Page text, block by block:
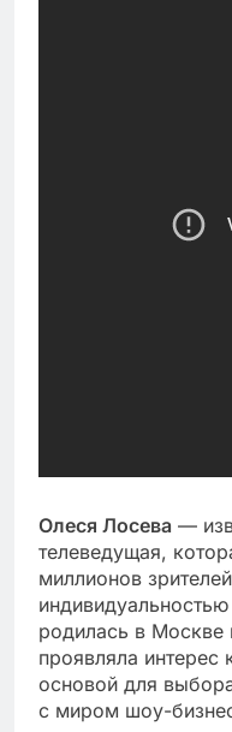
Олеся Лосева —
телеведущая,
миллионов
родилась в Москве
проявляла интерес
основой для
с миром шоу-